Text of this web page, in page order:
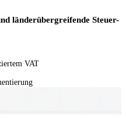
länderübergreifende Steuer-
VAT